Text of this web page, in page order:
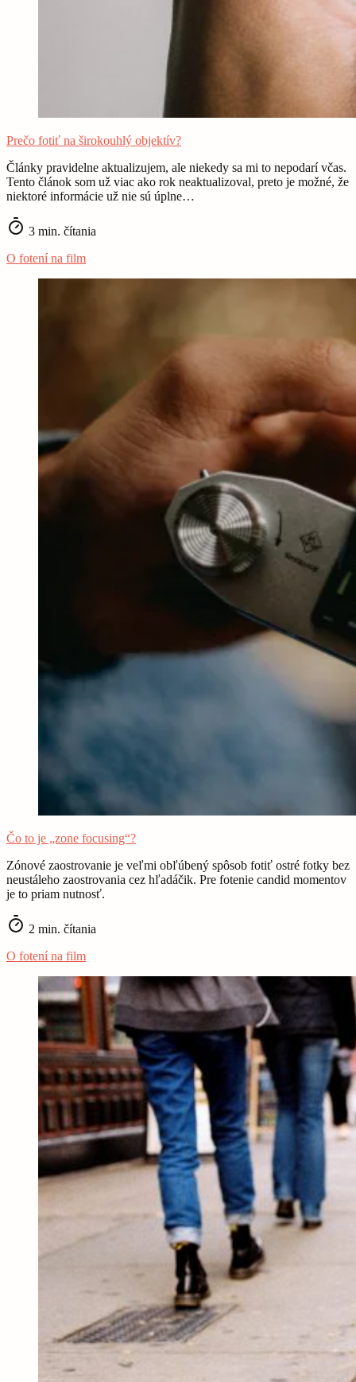
Prečo fotiť na širokouhlý objektív?
Články pravidelne aktualizujem, ale niekedy sa mi to nepodarí včas.
Tento článok som už viac ako rok neaktualizoval, preto je možné, že
niektoré informácie už nie sú úplne…
3 min. čítania
O fotení na film
Čo to je „zone focusing“?
Zónové zaostrovanie je veľmi obľúbený spôsob fotiť ostré fotky bez
neustáleho zaostrovania cez hľadáčik. Pre fotenie candid momentov
je to priam nutnosť.
2 min. čítania
O fotení na film